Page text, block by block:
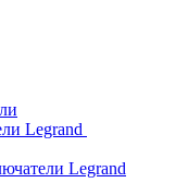
Legrand
Legrand